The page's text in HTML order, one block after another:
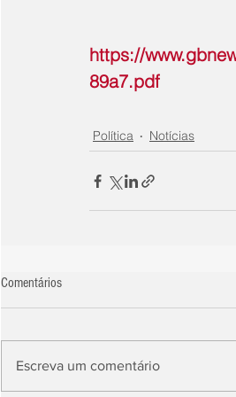
https://
89a7.pdf
Política Notícias
Comentários
Escreva um comentário